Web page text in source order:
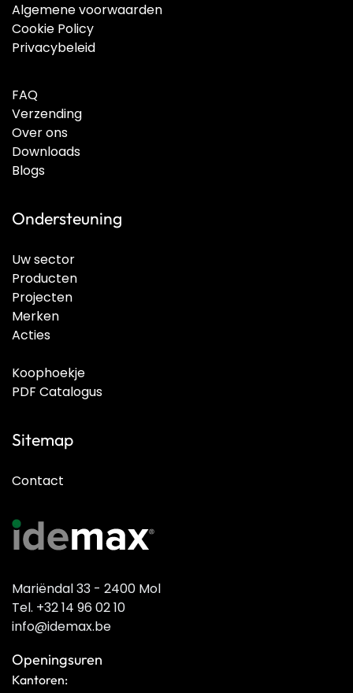
Algemene voorwaarden
Cookie Policy
Privacybeleid
FAQ
Verzending
Over ons
Downloads
Blogs
Ondersteuning
Uw sector
Producten
Projecten
Merken
Acties
Koophoekje
PDF Catalogus
Sitemap
Contact
Mariëndal 33 - 2400 Mol
Tel. +32 14 96 02 10
info@idemax.be
Openingsuren
Kantoren: